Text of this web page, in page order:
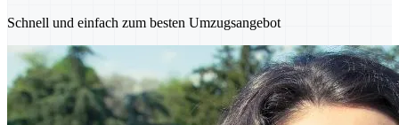
Schnell und einfach zum besten Umzugsangebot